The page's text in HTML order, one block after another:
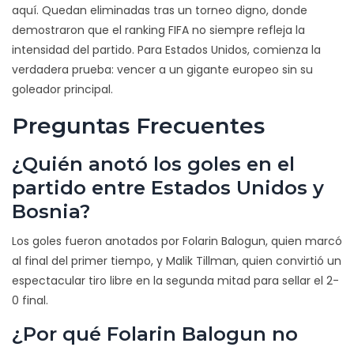
aquí. Quedan eliminadas tras un torneo digno, donde
demostraron que el ranking FIFA no siempre refleja la
intensidad del partido. Para Estados Unidos, comienza la
verdadera prueba: vencer a un gigante europeo sin su
goleador principal.
Preguntas Frecuentes
¿Quién anotó los goles en el
partido entre Estados Unidos y
Bosnia?
Los goles fueron anotados por Folarin Balogun, quien marcó
al final del primer tiempo, y Malik Tillman, quien convirtió un
espectacular tiro libre en la segunda mitad para sellar el 2-
0 final.
¿Por qué Folarin Balogun no